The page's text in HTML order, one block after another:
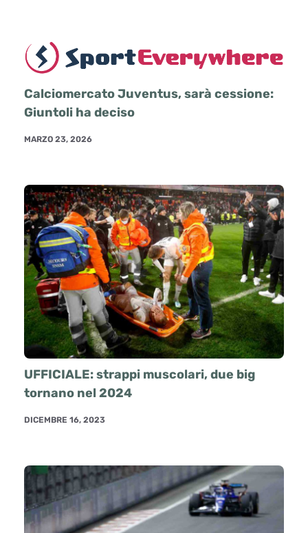
Calciomercato Juventus, sarà cessione:
Giuntoli ha deciso
MARZO 23, 2026
UFFICIALE: strappi muscolari, due big
tornano nel 2024
DICEMBRE 16, 2023